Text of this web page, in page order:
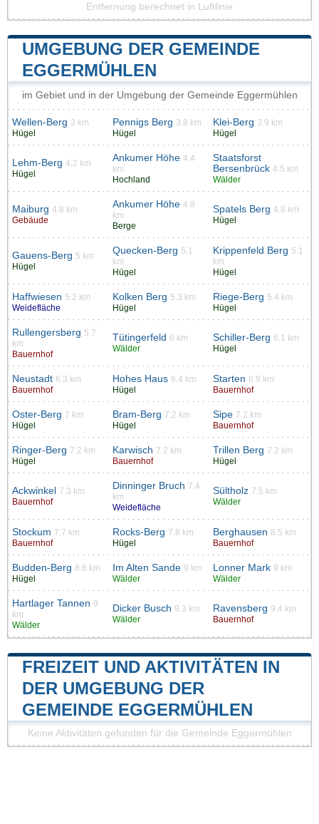
Entfernung berechnet in Luftlinie
UMGEBUNG DER GEMEINDE
EGGERMÜHLEN
im Gebiet und in der Umgebung der Gemeinde Eggermühlen
Wellen-Berg 3 km
Hügel
Pennigs Berg 3.8 km
Hügel
Klei-Berg 3.9 km
Hügel
Lehm-Berg 4.2 km
Hügel
Ankumer Höhe 4.4
km
Hochland
Staatsforst
Bersenbrück 4.5 km
Wälder
Maiburg 4.8 km
Gebäude
Ankumer Höhe 4.8
km
Berge
Spatels Berg 4.8 km
Hügel
Gauens-Berg 5 km
Hügel
Quecken-Berg 5.1
km
Hügel
Krippenfeld Berg 5.1
km
Hügel
Haffwiesen 5.2 km
Weidefläche
Kolken Berg 5.3 km
Hügel
Riege-Berg 5.4 km
Hügel
Rullengersberg 5.7
km
Bauernhof
Tütingerfeld 6 km
Wälder
Schiller-Berg 6.1 km
Hügel
Neustadt 6.3 km
Bauernhof
Hohes Haus 6.4 km
Hügel
Starten 6.9 km
Bauernhof
Oster-Berg 7 km
Hügel
Bram-Berg 7.2 km
Hügel
Sipe 7.2 km
Bauernhof
Ringer-Berg 7.2 km
Hügel
Karwisch 7.2 km
Bauernhof
Trillen Berg 7.2 km
Hügel
Ackwinkel
7.3 km
Bauernhof
Dinninger Bruch 7.4
km
Weidefläche
Sültholz 7.5 km
Wälder
Stockum 7.7 km
Bauernhof
Rocks-Berg 7.8 km
Hügel
Berghausen 8.5 km
Bauernhof
Budden-Berg 8.6 km
Hügel
Im Alten Sande 9 km
Wälder
Lonner Mark 9 km
Wälder
Hartlager Tannen 9
km
Wälder
Dicker Busch 9.3 km
Wälder
Ravensberg 9.4 km
Bauernhof
FREIZEIT UND AKTIVITÄTEN IN
DER UMGEBUNG DER
GEMEINDE EGGERMÜHLEN
Keine Aktivitäten gefunden für die Gemeinde Eggermühlen